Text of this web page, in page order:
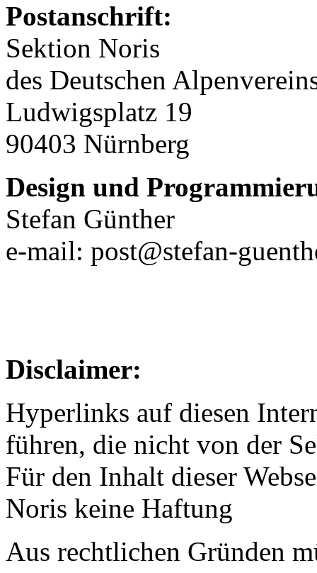
Postanschrift:
Sektion Noris
des Deutschen
Ludwigsplatz 19
90403 Nürnberg
Design und
Stefan Günther
e-mail: post@stefan-
Disclaimer:
Hyperlinks auf diesen
führen, die nicht von der
Für den Inhalt dieser
Noris keine Haftung
Aus rechtlichen Gründen